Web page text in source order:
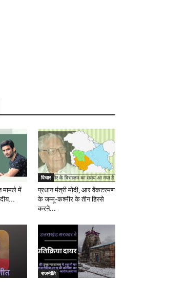
मामले में
विचार
प्रधान मंत्री मोदी, आर वेंकटरमण
के जम्मू-कश्मीर के तीन हिस्से
करने...
राजनीति